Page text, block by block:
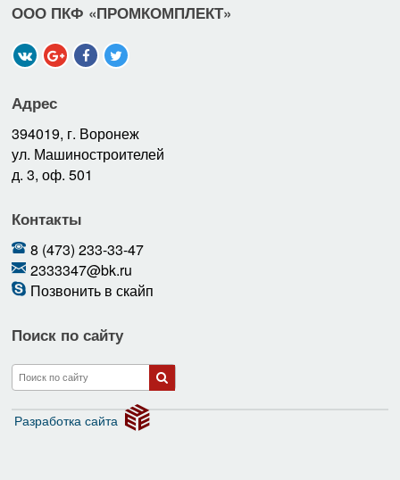
ООО ПКФ «ПРОМКОМПЛЕКТ»
Адрес
394019, г. Воронеж
ул. Машиностроителей
д. 3, оф. 501
Контакты
8 (473) 233-33-47
2333347@bk.ru
Позвонить в скайп
Поиск по сайту
Разработка сайта